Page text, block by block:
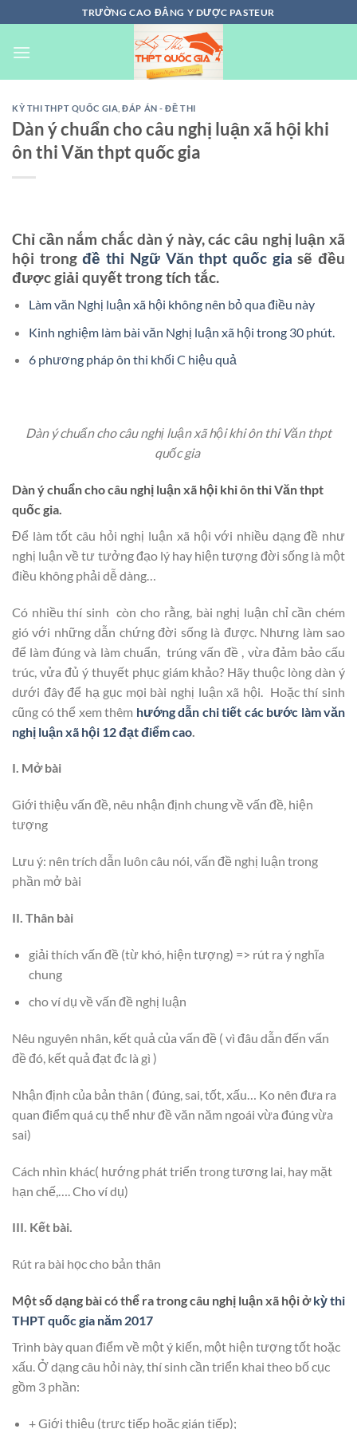
đến
nội
TRƯỜNG CAO ĐẲNG Y DƯỢC PASTEUR
KỲ THI THPT QUỐC GIA ,ĐÁP ÁN - ĐỀ THI
Dàn ý chuẩn cho câu nghị luận xã hội khi
ôn thi Văn thpt quốc gia
Chỉ cần nắm chắc dàn ý này, các câu nghị luận xã
hội trongđề thi Ngữ Văn thpt quốc gia sẽ đều
được giải quyết trong tích tắc.
Làm văn Nghị luận xã hội không nên bỏ qua điều này
Kinh nghiệm làm bài văn Nghị luận xã hội trong 30 phút.
6 phương pháp ôn thi khối C hiệu quả
Dàn ý chuẩn cho câu nghị luận xã hội khi ôn thi Văn thpt
quốc gia
Dàn ý chuẩn cho câu nghị luận xã hội khi ôn thi Văn thpt
quốc gia.
Để làm tốt câu hỏi nghị luận xã hội với nhiều dạng đề như
nghị luận về tư tưởng đạo lý hay hiện tượng đời sống là một
điều không phải dễ dàng…
Có nhiều thí sinh còn cho rằng, bài nghị luận chỉ cần chém
gió với những dẫn chứng đời sống là được. Nhưng làm sao
để làm đúng và làm chuẩn, trúng vấn đề , vừa đảm bảo cấu
trúc, vửa đủ ý thuyết phục giám khảo? Hãy thuộc lòng dàn ý
dưới đây để hạ gục mọi bài nghị luận xã hội. Hoặc thí sinh
cũng có thể xem thêm hướng dẫn chi tiết các bước làm văn
nghị luận xã hội 12 đạt điểm cao
I. Mở bài
Giới thiệu vấn đề, nêu nhận định chung về vấn đề, hiện
tượng
Lưu ý: nên trích dẫn luôn câu nói, vấn đề nghị luận trong
phần mở bài
II. Thân bài
giải thích vấn đề (từ khó, hiện tượng) => rút ra ý nghĩa
chung
cho ví dụ về vấn đề nghị luận
Nêu nguyên nhân, kết quả của vấn đề ( vì đâu dẫn đến vấn
đề đó, kết quả đạt đc là gì )
Nhận định của bản thân ( đúng, sai, tốt, xấu… Ko nên đưa ra
quan điểm quá cụ thể như đề văn năm ngoái vừa đúng vừa
sai)
Cách nhìn khác( hướng phát triển trong tương lai, hay mặt
hạn chế,…. Cho ví dụ)
III. Kết bài.
Rút ra bài học cho bản thân
Một số dạng bài có thể ra trong câu nghị luận xã hội ởkỳ thi
THPT quốc gia năm 2017
Trình bày quan điểm về một ý kiến, một hiện tượng tốt hoặc
xấu. Ở dạng câu hỏi này, thí sinh cần triển khai theo bố cục
gồm 3 phần:
+ Giới thiệu (trực tiếp hoặc gián tiếp);